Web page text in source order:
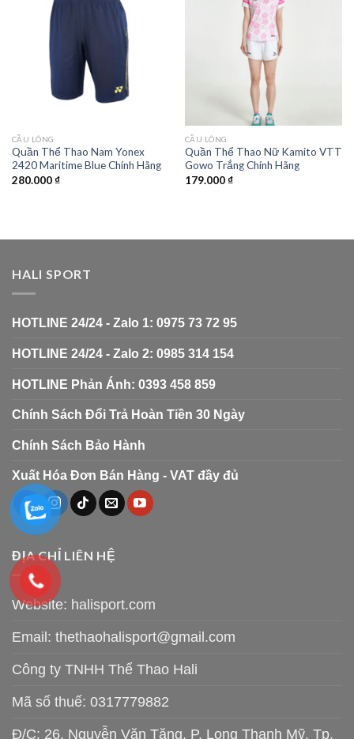
CẦU LÔNG
Quần Thể Thao Nam Yonex
2420 Maritime Blue Chính Hãng
280.000₫
CẦU LÔNG
Quần Thể Thao Nữ Kamito VTT
Gowo Trắng Chính Hãng
179.000₫
HALI SPORT
HOTLINE 24/24 - Zalo 1: 0975 73 72 95
HOTLINE 24/24 - Zalo 2: 0985 314 154
HOTLINE Phản Ánh: 0393 458 859
Chính Sách Đổi Trả Hoàn Tiền 30 Ngày
Chính Sách Bảo Hành
Xuất Hóa Đơn Bán Hàng - VAT đầy đủ
ĐỊA CHỈ LIÊN HỆ
Website: halisport.com
Email: thethaohalisport@gmail.com
Công ty TNHH Thể Thao Hali
Mã số thuế: 0317779882
Đ/C: 26, Nguyễn Văn Tăng, P. Long Thạnh Mỹ, Tp.